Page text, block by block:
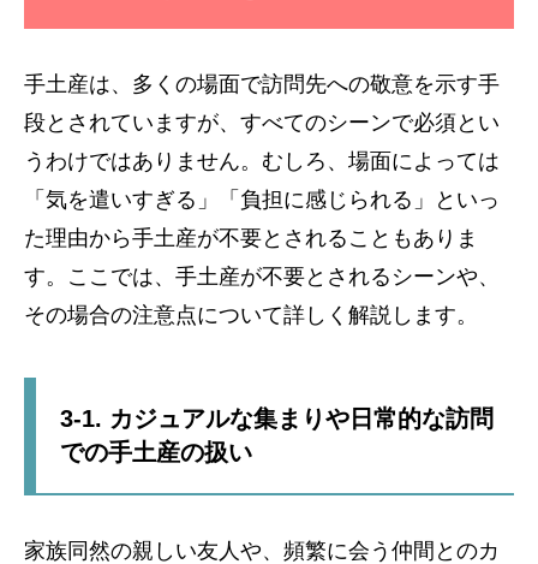
手土産は、多くの場面で訪問先への敬意を示す手
段とされていますが、すべてのシーンで必須とい
うわけではありません。むしろ、場面によっては
「気を遣いすぎる」「負担に感じられる」といっ
た理由から手土産が不要とされることもありま
す。ここでは、手土産が不要とされるシーンや、
その場合の注意点について詳しく解説します。
3-1. カジュアルな集まりや日常的な訪問
での手土産の扱い
家族同然の親しい友人や、頻繁に会う仲間とのカ